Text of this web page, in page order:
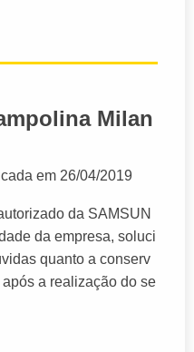
Milan
em 26/04/2019
da SAMSUN
da empresa, soluci
quanto a conserv
a realização do se